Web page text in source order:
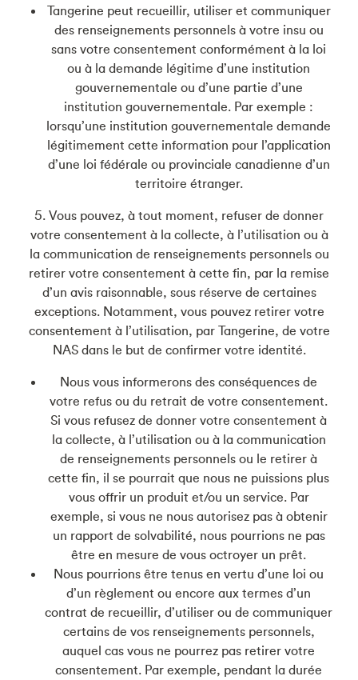
Tangerine peut recueillir, utiliser et communiquer
des renseignements personnels à votre insu ou
sans votre consentement conformément à la loi
ou à la demande légitime d’une institution
gouvernementale ou d’une partie d’une
institution gouvernementale. Par exemple :
lorsqu’une institution gouvernementale demande
légitimement cette information pour l’application
d’une loi fédérale ou provinciale canadienne d’un
territoire étranger.
5. Vous pouvez, à tout moment, refuser de donner
votre consentement à la collecte, à l’utilisation ou à
la communication de renseignements personnels ou
retirer votre consentement à cette fin, par la remise
d’un avis raisonnable, sous réserve de certaines
exceptions. Notamment, vous pouvez retirer votre
consentement à l’utilisation, par Tangerine, de votre
NAS dans le but de confirmer votre identité.
Nous vous informerons des conséquences de
votre refus ou du retrait de votre consentement.
Si vous refusez de donner votre consentement à
la collecte, à l’utilisation ou à la communication
de renseignements personnels ou le retirer à
cette fin, il se pourrait que nous ne puissions plus
vous offrir un produit et/ou un service. Par
exemple, si vous ne nous autorisez pas à obtenir
un rapport de solvabilité, nous pourrions ne pas
être en mesure de vous octroyer un prêt.
Nous pourrions être tenus en vertu d’une loi ou
d’un règlement ou encore aux termes d’un
contrat de recueillir, d’utiliser ou de communiquer
certains de vos renseignements personnels,
auquel cas vous ne pourrez pas retirer votre
consentement. Par exemple, pendant la durée